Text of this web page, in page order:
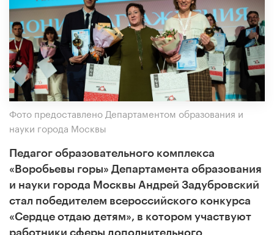
Фото предоставлено Департаментом образования и
науки города Москвы
Педагог образовательного комплекса
«Воробьевы горы» Департамента образования
и науки города Москвы Андрей Задубровский
стал победителем всероссийского конкурса
«Сердце отдаю детям», в котором участвуют
работники сферы дополнительного